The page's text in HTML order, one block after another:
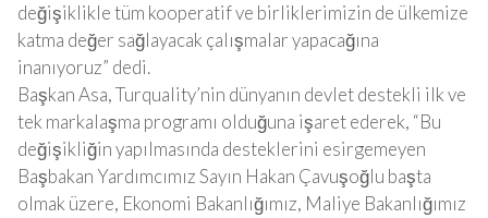
değişiklikle tüm kooperatif ve birliklerimizin de ülkemize
katma değer sağlayacak çalışmalar yapacağına
inanıyoruz” dedi.
Başkan Asa, Turquality’nin dünyanın devlet destekli ilk ve
tek markalaşma programı olduğuna işaret ederek, “Bu
değişikliğin yapılmasında desteklerini esirgemeyen
Başbakan Yardımcımız Sayın Hakan Çavuşoğlu başta
olmak üzere, Ekonomi Bakanlığımız, Maliye Bakanlığımız